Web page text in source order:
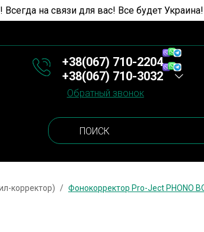
на связи для вас! Все будет
+38(067) 710-2204
+38(067) 710-3032
Обратный звонок
корректор) Фонокорректор Pro-Ject PHONO